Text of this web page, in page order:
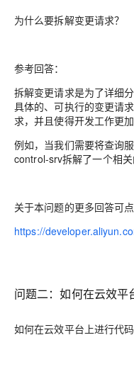
为什么要拆解变更请求？
参考回答：
拆解变更请求是为了详细
具体的、可执行的变更请
求，并且使得开发工作更
例如，当我们需要将查询
control-srv拆解了一个相关
关于本问题的更多回答可点
https://
问题二：如何在云效平
如何在云效平台上进行代